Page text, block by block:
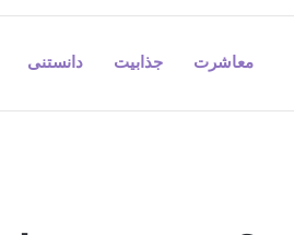
معاشرت
جذابیت دانستنی